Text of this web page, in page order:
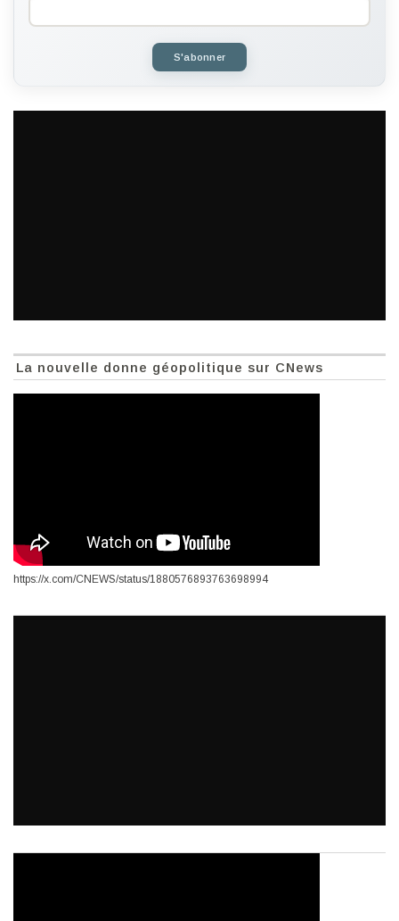
S'abonner
La nouvelle donne géopolitique sur CNews
https://x.com/CNEWS/status/1880576893763698994